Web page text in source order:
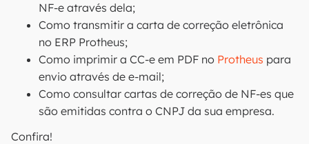
NF-e através dela;
Como transmitir a carta de correção eletrônica
no ERP Protheus;
Como imprimir a CC-e em PDF no Protheus para
envio através de e-mail;
Como consultar cartas de correção de NF-es que
são emitidas contra o CNPJ da sua empresa.
Confira!